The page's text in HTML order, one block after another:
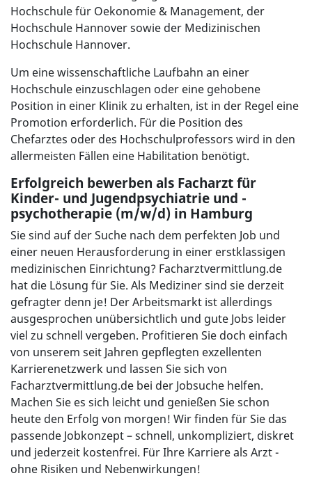
Hochschule für Oekonomie & Management, der
Hochschule Hannover sowie der Medizinischen
Hochschule Hannover.
Um eine wissenschaftliche Laufbahn an einer
Hochschule einzuschlagen oder eine gehobene
Position in einer Klinik zu erhalten, ist in der Regel eine
Promotion erforderlich. Für die Position des
Chefarztes oder des Hochschulprofessors wird in den
allermeisten Fällen eine Habilitation benötigt.
Erfolgreich bewerben als Facharzt für
Kinder- und Jugendpsychiatrie und -
psychotherapie (m/w/d) in Hamburg
Sie sind auf der Suche nach dem perfekten Job und
einer neuen Herausforderung in einer erstklassigen
medizinischen Einrichtung? Facharztvermittlung.de
hat die Lösung für Sie. Als Mediziner sind sie derzeit
gefragter denn je! Der Arbeitsmarkt ist allerdings
ausgesprochen unübersichtlich und gute Jobs leider
viel zu schnell vergeben. Profitieren Sie doch einfach
von unserem seit Jahren gepflegten exzellenten
Karrierenetzwerk und lassen Sie sich von
Facharztvermittlung.de bei der Jobsuche helfen.
Machen Sie es sich leicht und genießen Sie schon
heute den Erfolg von morgen! Wir finden für Sie das
passende Jobkonzept – schnell, unkompliziert, diskret
und jederzeit kostenfrei. Für Ihre Karriere als Arzt -
ohne Risiken und Nebenwirkungen!